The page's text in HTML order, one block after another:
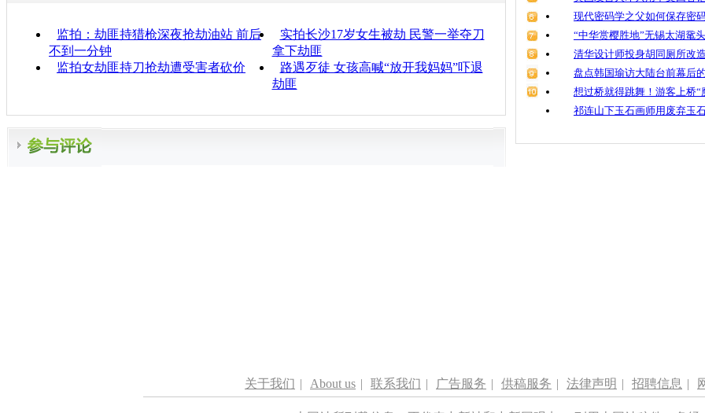
监拍：劫匪持猎枪深夜抢劫油站 前后
不到一分钟
实拍长沙17岁女生被劫 民警一举夺刀
拿下劫匪
监拍女劫匪持刀抢劫遭受害者砍价
路遇歹徒 女孩高喊“放开我妈妈”吓退
劫匪
现代密码学之父如何保存
“中华赏樱胜地”无锡太湖鼋
清华设计师投身胡同厕所改
盘点韩国瑜访大陆台前幕后
想过桥就得跳舞！游客上桥“
祁连山下玉石画师用废弃玉
关于我们 | About us | 联系我们 | 广告服务 | 供稿服务 | 法律声明 | 招聘信息 |